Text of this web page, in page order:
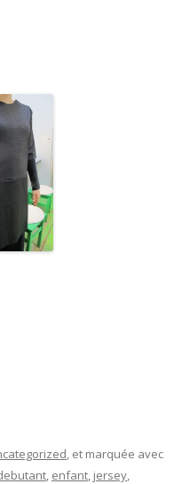
, et marquée avec
enfant jersey